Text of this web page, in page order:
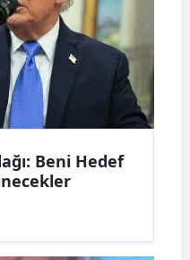
Beni Hedef